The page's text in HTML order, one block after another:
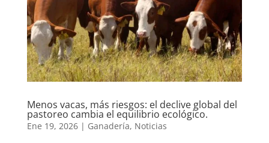
Menos vacas, más riesgos: el declive global del
pastoreo cambia el equilibrio ecológico.
Ene 19, 2026| Ganadería, Noticias